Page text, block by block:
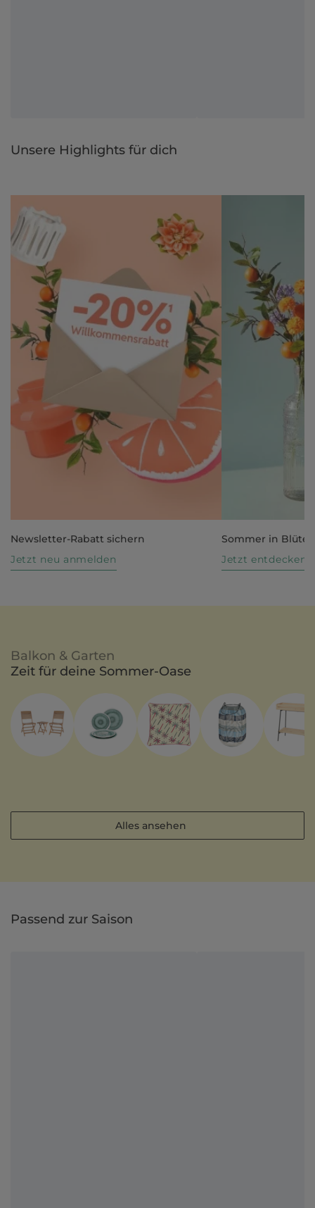
Unsere Highlights für dich
Newsletter-Rabatt sichern
Jetzt neu anmelden
Sommer in Blüte
Jetzt entdecken
Balkon & Garten
Zeit für deine Sommer-Oase
Alles ansehen
Passend zur Saison